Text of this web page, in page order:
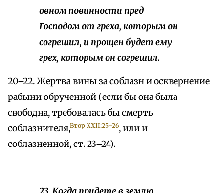
овном повинности пред
Господом от греха, которым он
согрешил, и прощен будет ему
грех, которым он согрешил.
20–22. Жертва вины за соблазн и осквернение
рабыни обрученной (если бы она была
свободна, требовалась бы смерть
соблазнителя,Втор ΧXII:25–26, или и
соблазненной, ст. 23–24).